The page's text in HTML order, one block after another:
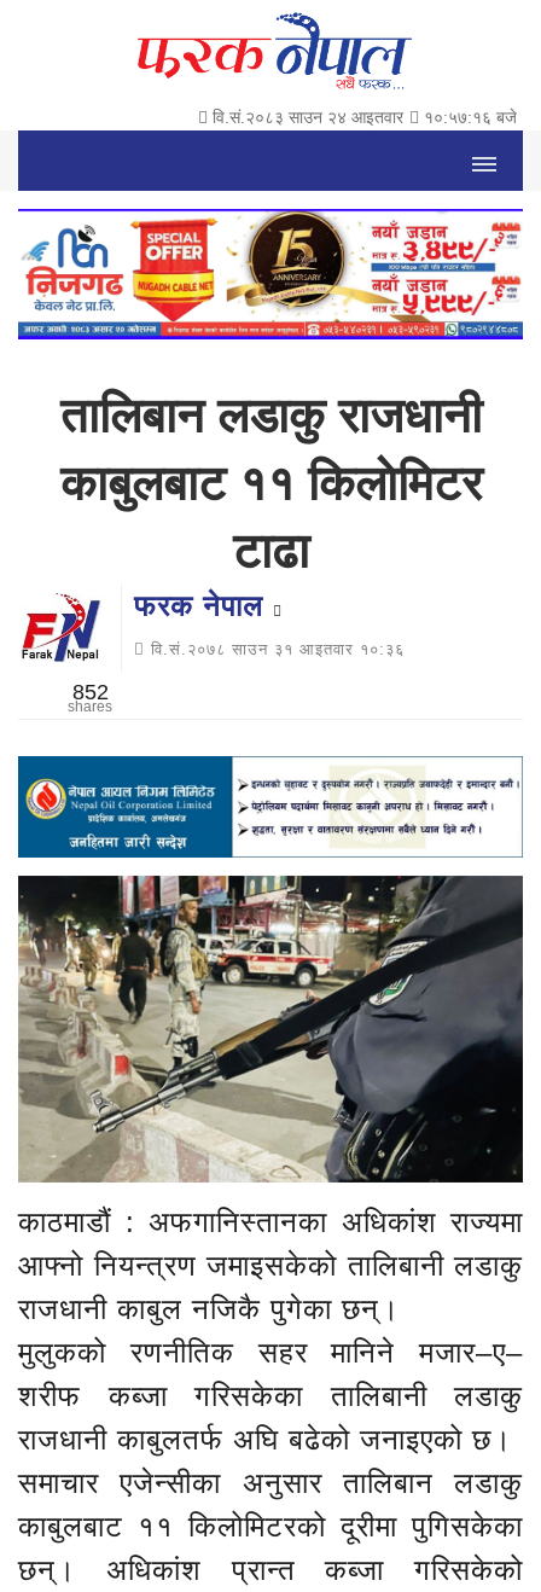
वि.सं.२०८३ साउन २४ आइतवार १०:५७:१७ बजे
तालिबान लडाकु राजधानी
काबुलबाट ११ किलाेमिटर
टाढा
फरक नेपाल
वि.सं.२०७८ साउन ३१ आइतवार १०:३६
852
shares
काठमाडौं : अफगानिस्तानका अधिकांश राज्यमा
आफ्नो नियन्त्रण जमाइसकेको तालिबानी लडाकु
राजधानी काबुल नजिकै पुगेका छन्।
मुलुकको रणनीतिक सहर मानिने मजार–ए–
शरीफ कब्जा गरिसकेका तालिबानी लडाकु
राजधानी काबुलतर्फ अघि बढेको जनाइएको छ।
समाचार एजेन्सीका अनुसार तालिबान लडाकु
काबुलबाट ११ किलोमिटरको दूरीमा पुगिसकेका
छन्। अधिकांश प्रान्त कब्जा गरिसकेको